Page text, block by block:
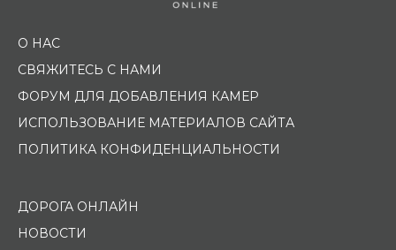
О НАС
СВЯЖИТЕСЬ С НАМИ
ФОРУМ ДЛЯ ДОБАВЛЕНИЯ КАМЕР
ИСПОЛЬЗОВАНИЕ МАТЕРИАЛОВ САЙТА
ПОЛИТИКА КОНФИДЕНЦИАЛЬНОСТИ
ДОРОГА ОНЛАЙН
НОВОСТИ